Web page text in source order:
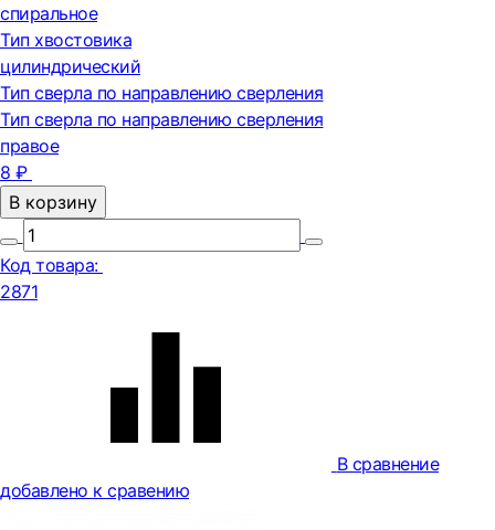
спиральное
Тип хвостовика
цилиндрический
Тип сверла по направлению сверления
Тип сверла по направлению сверления
правое
8 ₽
В корзину
Код товара:
2871
В сравнение
добавлено к сравению